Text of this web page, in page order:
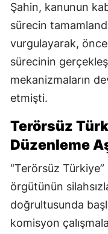
Şahin, kanunun
sürecin
vurgulayarak,
sürecinin
mekanizmaların
etmişti.
Terörsüz
Düzenleme
“Terörsüz
örgütünün
doğrultusunda
komisyon